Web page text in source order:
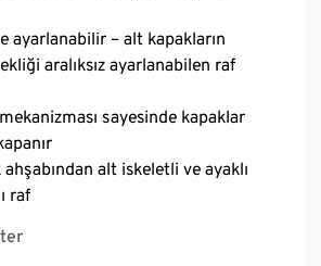
ayarlanabilir – alt kapakların
aralıksız ayarlanabilen raf
sayesinde kapaklar
alt iskeletli ve ayaklı
raf
tasarımlı Nordik serimizin bir